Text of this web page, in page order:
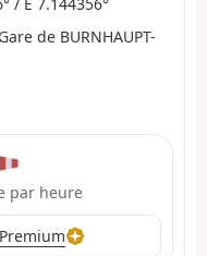
de BURNHAUPT-
par heure